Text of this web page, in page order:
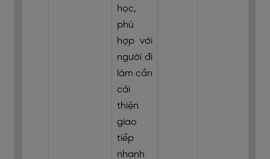
học,
phù
hợp với
người đi
làm cần
cải
thiện
giao
tiếp
nhanh